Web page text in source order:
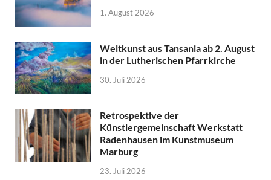
1. August 2026
Weltkunst aus Tansania ab 2. August
in der Lutherischen Pfarrkirche
30. Juli 2026
Retrospektive der
Künstlergemeinschaft Werkstatt
Radenhausen im Kunstmuseum
Marburg
23. Juli 2026